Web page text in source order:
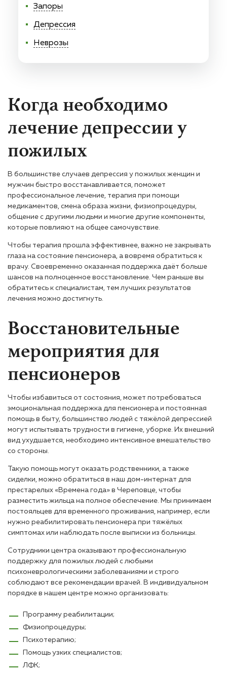
Запоры
Депрессия
Неврозы
Когда необходимо
лечение депрессии у
пожилых
В большинстве случаев депрессия у пожилых женщин и
мужчин быстро восстанавливается, поможет
профессиональное лечение, терапия при помощи
медикаментов, смена образа жизни, физиопроцедуры,
общение с другими людьми и многие другие компоненты,
которые повлияют на общее самочувствие.
Чтобы терапия прошла эффективнее, важно не закрывать
глаза на состояние пенсионера, а вовремя обратиться к
врачу. Своевременно оказанная поддержка даёт больше
шансов на полноценное восстановление. Чем раньше вы
обратитесь к специалистам, тем лучших результатов
лечения можно достигнуть.
Восстановительные
мероприятия для
пенсионеров
Чтобы избавиться от состояния, может потребоваться
эмоциональная поддержка для пенсионера и постоянная
помощь в быту, большинство людей с тяжёлой депрессией
могут испытывать трудности в гигиене, уборке. Их внешний
вид ухудшается, необходимо интенсивное вмешательство
со стороны.
Такую помощь могут оказать родственники, а также
сиделки, можно обратиться в наш дом-интернат для
престарелых «Времена года» в Череповце, чтобы
разместить жильца на полное обеспечение. Мы принимаем
постояльцев для временного проживания, например, если
нужно реабилитировать пенсионера при тяжёлых
симптомах или наблюдать после выписки из больницы.
Сотрудники центра оказывают профессиональную
поддержку для пожилых людей с любыми
психоневрологическими заболеваниями и строго
соблюдают все рекомендации врачей. В индивидуальном
порядке в нашем центре можно организовать:
Программу реабилитации;
Физиопроцедуры;
Психотерапию;
Помощь узких специалистов;
ЛФК;